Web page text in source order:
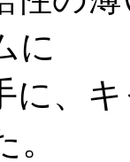
に
ャラ